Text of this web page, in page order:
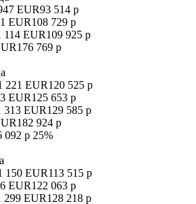
EUR93 514 р
EUR108 729 р
114 EUR109 925 р
176 769 р
221 EUR120 525 р
EUR125 653 р
313 EUR129 585 р
182 924 р
092 р 25%
150 EUR113 515 р
EUR122 063 р
299 EUR128 218 р